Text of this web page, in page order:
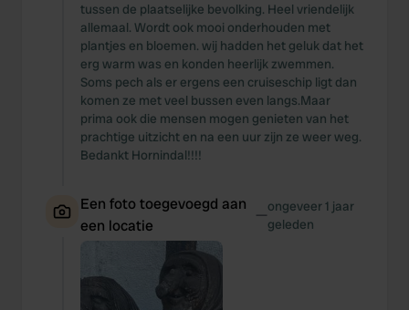
tussen de plaatselijke bevolking. Heel vriendelijk
allemaal. Wordt ook mooi onderhouden met
plantjes en bloemen. wij hadden het geluk dat het
erg warm was en konden heerlijk zwemmen.
Soms pech als er ergens een cruiseschip ligt dan
komen ze met veel bussen even langs.Maar
prima ook die mensen mogen genieten van het
prachtige uitzicht en na een uur zijn ze weer weg.
Bedankt Hornindal!!!!
Een foto toegevoegd aan
een locatie
—ongeveer 1 jaar
geleden